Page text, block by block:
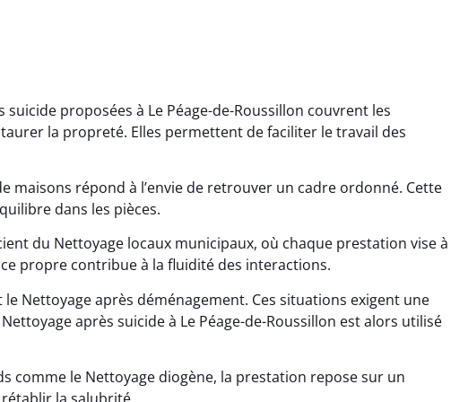
proposées à Le Péage-de-Roussillon couvrent les
la propreté. Elles permettent de faciliter le travail des
maisons répond à l’envie de retrouver un cadre ordonné. Cette
dans les pièces.
du Nettoyage locaux municipaux, où chaque prestation vise à
propre contribue à la fluidité des interactions.
Nettoyage après déménagement. Ces situations exigent une
après suicide à Le Péage-de-Roussillon est alors utilisé
comme le Nettoyage diogène, la prestation repose sur un
Léana Gresset
15 décembre 2025
Nettoyage après chantier
très réussi. Tout a été remis
Noham Giraudet
16 octobre 2025
Nettoyage d’appartement
impeccable. Une vraie